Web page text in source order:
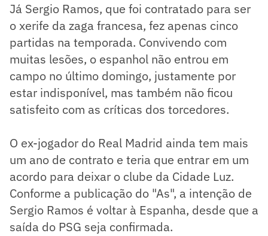
Já Sergio Ramos, que foi contratado para ser
o xerife da zaga francesa, fez apenas cinco
partidas na temporada. Convivendo com
muitas lesões, o espanhol não entrou em
campo no último domingo, justamente por
estar indisponível, mas também não ficou
satisfeito com as críticas dos torcedores.
O ex-jogador do Real Madrid ainda tem mais
um ano de contrato e teria que entrar em um
acordo para deixar o clube da Cidade Luz.
Conforme a publicação do "As", a intenção de
Sergio Ramos é voltar à Espanha, desde que a
saída do PSG seja confirmada.